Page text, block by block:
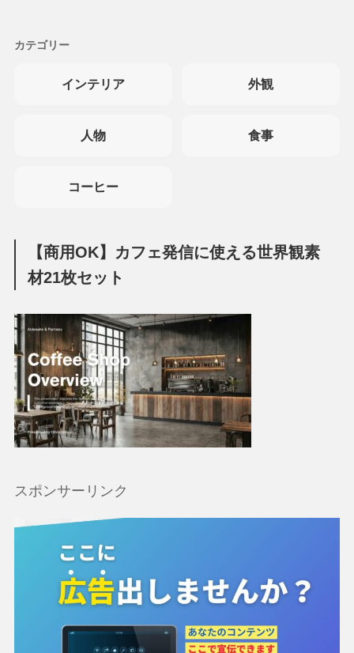
カテゴリー
インテリア 外観
人物 食事
コーヒー
【商用OK】カフェ発信に使える世界観素
材21枚セット
スポンサーリンク